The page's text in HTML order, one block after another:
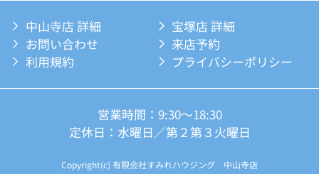
中山寺店 詳細
宝塚店 詳細
お問い合わせ
来店予約
利用規約
プライバシーポリシー
営業時間：9:30～18:30
定休日：水曜日／第２第３火曜日
Copyright(c) 有限会社すみれハウジング 中山寺店